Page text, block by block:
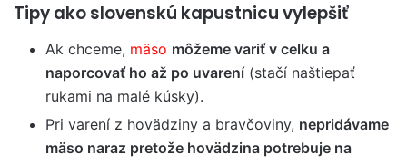
Tipy ako slovenskú kapustnicu vylepšiť
Ak chceme, mäso môžeme variť v celku a
naporcovať ho až po uvarení(stačí naštiepať
rukami na malé kúsky).
Pri varení z hovädziny a bravčoviny, nepridávame
mäso naraz pretože hovädzina potrebuje na